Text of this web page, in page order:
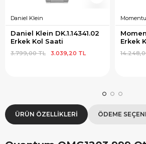
Daniel Klein
Daniel Klein DK.1.14341.02
Erkek Kol Saati
3.039,20 TL
3.799,00 TL
Erkek
ÜRÜN ÖZELLIKLERI ÖDEME
9.999 TL